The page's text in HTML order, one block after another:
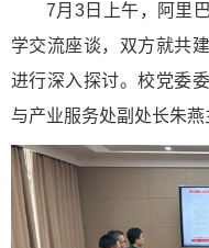
7月3日上午，阿里
学交流座谈，双方就共
进行深入探讨。校党委
与产业服务处副处长朱燕